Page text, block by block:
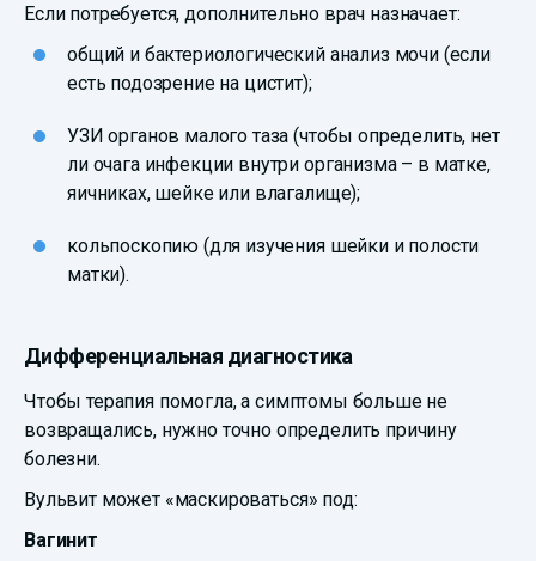
Если потребуется, дополнительно врач назначает:
общий и бактериологический анализ мочи (если
есть подозрение на цистит);
УЗИ органов малого таза (чтобы определить, нет
ли очага инфекции внутри организма – в матке,
яичниках, шейке или влагалище);
кольпоскопию (для изучения шейки и полости
матки).
Дифференциальная диагностика
Чтобы терапия помогла, а симптомы больше не
возвращались, нужно точно определить причину
болезни.
Вульвит может «маскироваться» под:
Вагинит